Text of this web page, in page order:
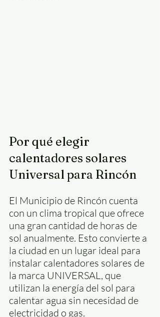
Por qué elegir
calentadores solares
Universal para Rincón
El Municipio de Rincón cuenta
con un clima tropical que ofrece
una gran cantidad de horas de
sol anualmente. Esto convierte a
la ciudad en un lugar ideal para
instalar calentadores solares de
la marca UNIVERSAL, que
utilizan la energía del sol para
calentar agua sin necesidad de
electricidad o gas.